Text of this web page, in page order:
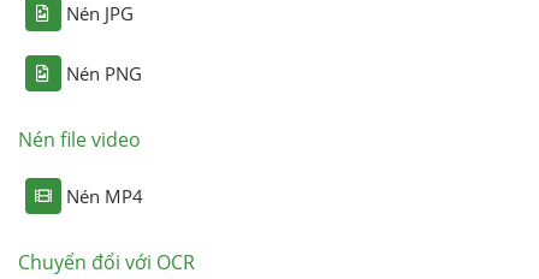
Nén JPG
Nén PNG
Nén file video
Nén MP4
Chuyển đổi với OCR